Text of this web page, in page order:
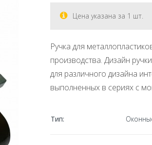
Цена указана за 1 шт.
Ручка для
производства. Дизайн
для различного дизайна
выполненных в сериях с
Тип: